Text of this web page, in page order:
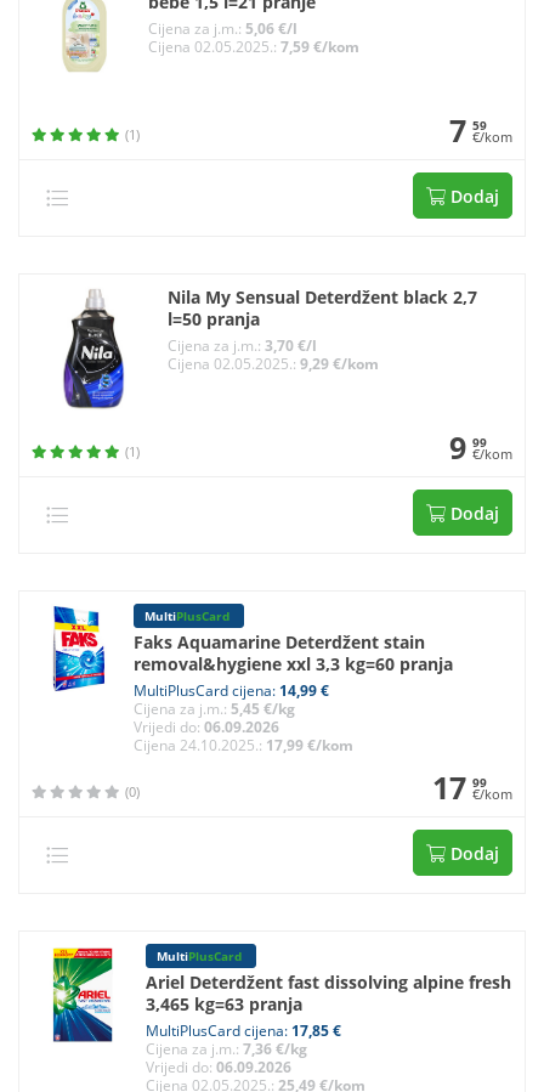
Cijena za j.m.:5,06 €/l
Cijena 02.05.2025.:7,59 €/kom
(1) 7 59
€/kom
Dodaj
Nila My Sensual Deterdžent black 2,7
l=50 pranja
Cijena za j.m.: 3,70 €/l
Cijena 02.05.2025.: 9,29 €/kom
(1) 9 99
€/kom
Dodaj
MultiPlusCard
Faks Aquamarine Deterdžent stain
removal&hygiene xxl 3,3 kg=60 pranja
MultiPlusCard cijena: 14,99 €
Cijena za j.m.: 5,45 €/kg
Vrijedi do: 06.09.2026
Cijena 24.10.2025.: 17,99 €/kom
(0) 17 99
€/kom
Dodaj
MultiPlusCard
Ariel Deterdžent fast dissolving alpine fresh
3,465 kg=63 pranja
MultiPlusCard cijena: 17,85 €
Cijena za j.m.: 7,36 €/kg
Vrijedi do: 06.09.2026
Cijena 02.05.2025.: 25,49 €/kom